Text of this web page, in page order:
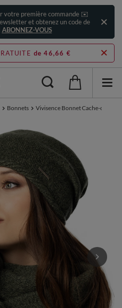
votre première commande ✉️
et obtenez un code de
ABONNEZ-VOUS
de 46,66 €
Bonnets Vivisence Bonnet Cache-cou et